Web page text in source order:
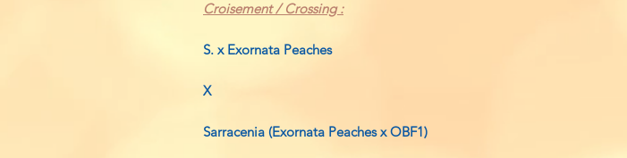
Croisement / Crossing :
S. x Exornata Peaches
X
Sarracenia (Exornata Peaches x OBF1)